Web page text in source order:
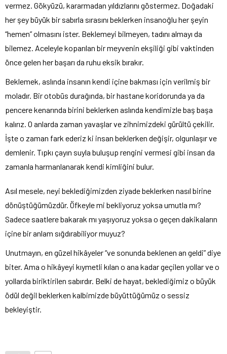
vermez. Gökyüzü, kararmadan yıldızlarını göstermez. Doğadaki
her şey büyük bir sabırla sırasını beklerken insanoğlu her şeyin
“hemen” olmasını ister. Beklemeyi bilmeyen, tadını almayı da
bilemez. Aceleyle koparılan bir meyvenin ekşiliği gibi vaktinden
önce gelen her başarı da ruhu eksik bırakır.
Beklemek, aslında insanın kendi içine bakması için verilmiş bir
moladır. Bir otobüs durağında, bir hastane koridorunda ya da
pencere kenarında birini beklerken aslında kendimizle baş başa
kalırız. O anlarda zaman yavaşlar ve zihnimizdeki gürültü çekilir.
İşte o zaman fark ederiz ki insan beklerken değişir, olgunlaşır ve
demlenir. Tıpkı çayın suyla buluşup rengini vermesi gibi insan da
zamanla harmanlanarak kendi kimliğini bulur.
Asıl mesele, neyi beklediğimizden ziyade beklerken nasıl birine
dönüştüğümüzdür. Öfkeyle mi bekliyoruz yoksa umutla mı?
Sadece saatlere bakarak mı yaşıyoruz yoksa o geçen dakikaların
içine bir anlam sığdırabiliyor muyuz?
Unutmayın, en güzel hikâyeler “ve sonunda beklenen an geldi” diye
biter. Ama o hikâyeyi kıymetli kılan o ana kadar geçilen yollar ve o
yollarda biriktirilen sabırdır. Belki de hayat, beklediğimiz o büyük
ödül değil beklerken kalbimizde büyüttüğümüz o sessiz
bekleyiştir.